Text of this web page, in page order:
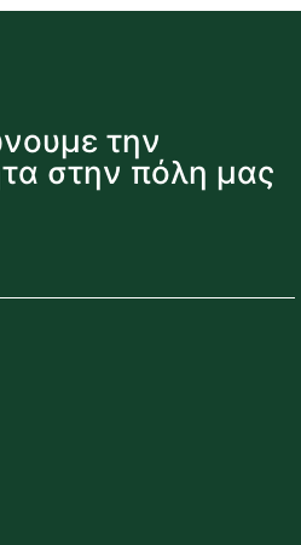
την
στην πόλη μας